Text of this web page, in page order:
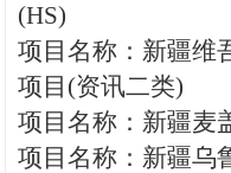
(HS)
项目名称：新疆维
项目(资讯二类)
项目名称：新疆麦
项目名称：新疆乌